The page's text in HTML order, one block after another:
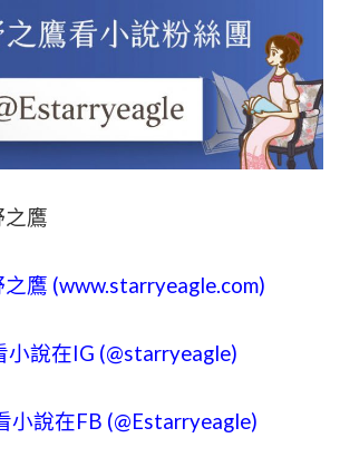
鷹
之鷹 (www.starryeagle.com)
小說在IG (@starryeagle)
小說在FB (@Estarryeagle)